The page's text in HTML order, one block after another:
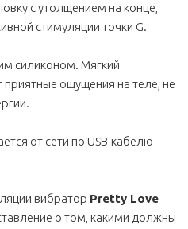
с утолщением на конце,
стимуляции точки G.
силиконом. Мягкий
приятные ощущения на теле, не
от сети по USB-кабелю
вибратор Pretty Love
о том, какими должны